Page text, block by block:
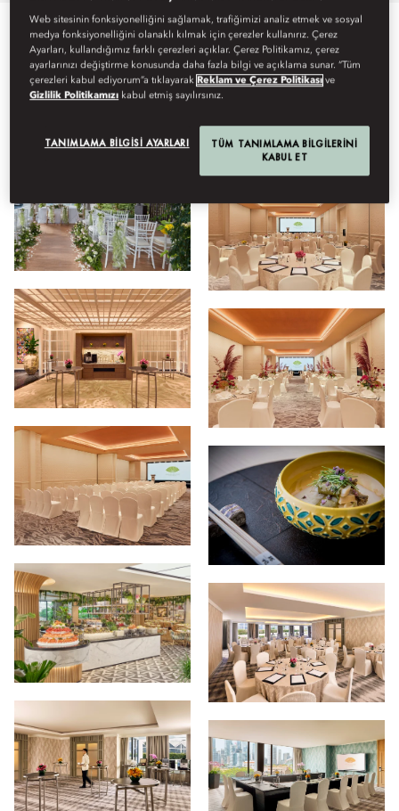
Tümü Toplantı Yiyecek ve İçecek Mekânlar
Web sitesinin fonksiyonelliğini sağlamak, trafiğimizi analiz etmek ve sosyal
medya fonksiyonelliğini olanaklı kılmak için çerezler kullanırız. Çerez
Ayarları, kullandığımız farklı çerezleri açıklar. Çerez Politikamız, çerez
ayarlarınızı değiştirme konusunda daha fazla bilgi ve açıklama sunar. “Tüm
çerezleri kabul ediyorum”a tıklayarakReklam ve Çerez Politikası ve
Gizlilik Politikamızı kabul etmiş sayılırsınız.
TANIMLAMA BILGISI AYARLARI
TÜM TANIMLAMA BILGILERINI
KABUL ET